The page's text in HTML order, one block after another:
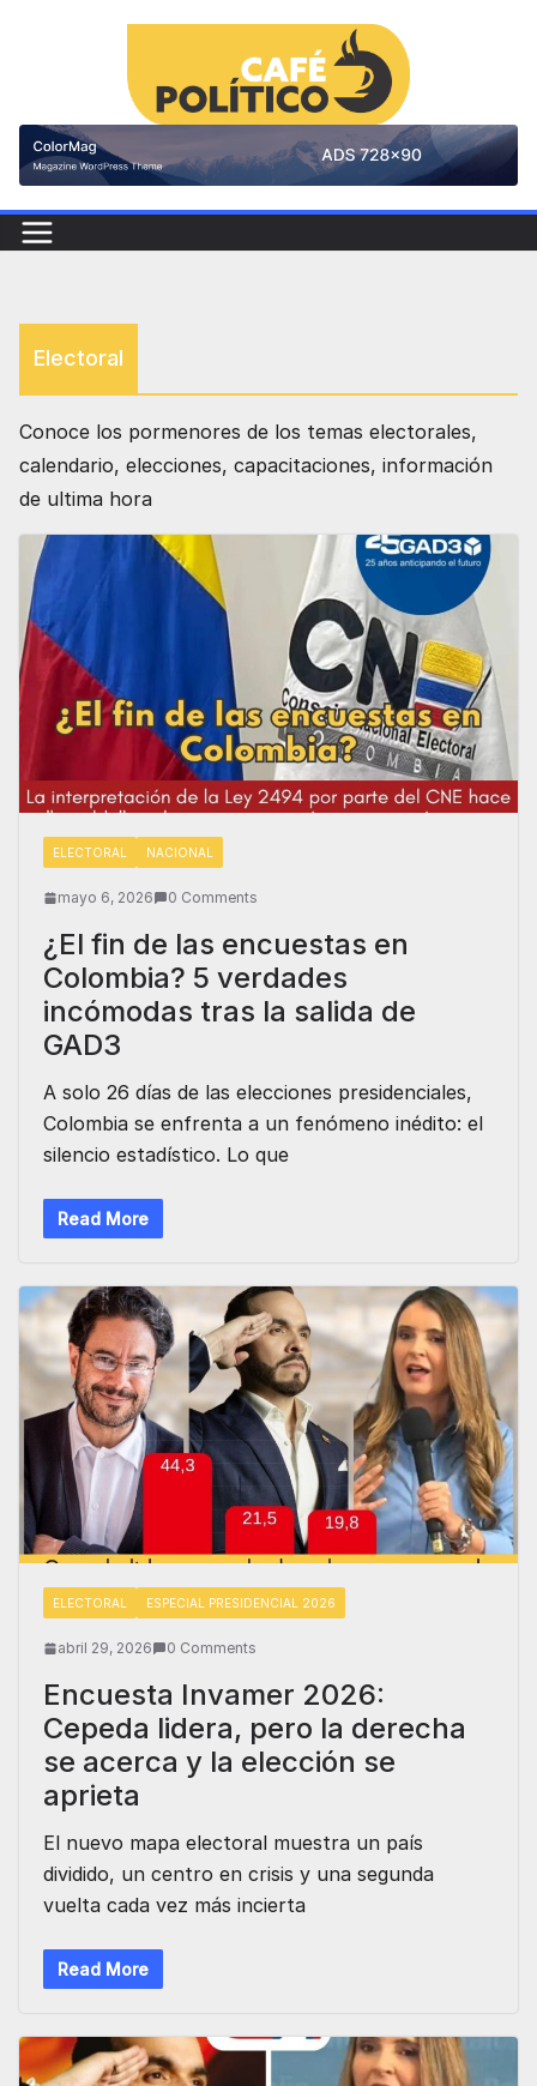
Electoral
Conoce los pormenores de los temas electorales,
calendario, elecciones, capacitaciones, información
de ultima hora
ELECTORAL NACIONAL
mayo 6, 2026 0 Comments
¿El fin de las encuestas en
Colombia? 5 verdades
incómodas tras la salida de
GAD3
A solo 26 días de las elecciones presidenciales,
Colombia se enfrenta a un fenómeno inédito: el
silencio estadístico. Lo que
Read More
ELECTORAL ESPECIAL PRESIDENCIAL 2026
abril 29, 2026 0 Comments
Encuesta Invamer 2026:
Cepeda lidera, pero la derecha
se acerca y la elección se
aprieta
El nuevo mapa electoral muestra un país
dividido, un centro en crisis y una segunda
vuelta cada vez más incierta
Read More